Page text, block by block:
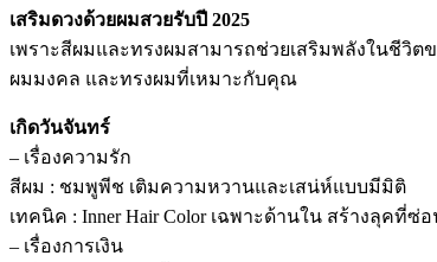
เสริมดวงด้วยผมสวยรับปี 2025
เพราะสีผมและทรงผมสามารถช่วยเสริมพลังในชีวิต
ผมมงคล และทรงผมที่เหมาะกับคุณ
เกิดวันจันทร์
– เรื่องความรัก
สีผม : ชมพูพีช เติมความหวานและเสน่ห์แบบมีมิติ
เทคนิค : Inner Hair Color เฉพาะด้านใน สร้างลุคที่
– เรื่องการเงิน